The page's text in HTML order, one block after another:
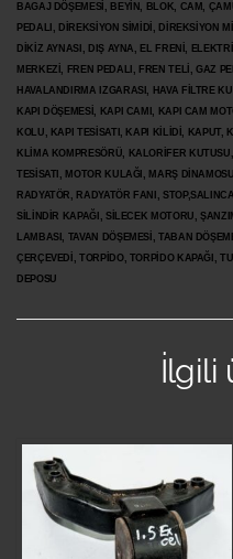
BAGAJ DÖŞEMESİ, BEYİN, BLOK, CAM,
PEDALI, DİREKSİYON SİMİDİ, DİREKSİYON
DİKİZ AYNASI, DIŞ AYNA, EL FRENİ,
MERKEZİ, FREN PEDALI, FREN TELİ, GAZ
HAVALANDIRMA IZGARASI, HAVA FİLTRE
KAPI DÖŞEMESİ, KAPI CAMI, KAPI CAM
KOLU, KAPI TESİSATI, KAPI KİLİDİ, KAPUT,
KLİMA KOMPRESÖRÜ, KALORİFER
TESİSATI, MOTOR KULAĞI, MARŞ
RADYATÖR, RADYATÖR FANI,
SİLİNDİR KAPAĞI, SİLECEK MOTORU,
LAMBASI, TAVAN DÖŞEMESİ, TABAN
ÇERÇEVEDİ, TORPİDO, TORPİDO KAPAĞI,
DEPOSU
İlgili